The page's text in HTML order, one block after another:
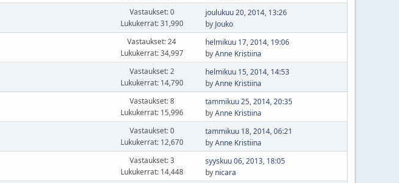
Vastaukset: 0
Lukukerrat: 31,990
joulukuu 20, 2014, 13:26
by Jouko
Vastaukset: 24
Lukukerrat: 34,997
helmikuu 17, 2014, 19:06
byAnne Kristiina
Vastaukset: 2
Lukukerrat: 14,790
helmikuu 15, 2014, 14:53
byAnne Kristiina
Vastaukset: 8
Lukukerrat: 15,996
tammikuu 25, 2014, 20:35
byAnne Kristiina
Vastaukset: 0
Lukukerrat: 12,670
tammikuu 18, 2014, 06:21
byAnne Kristiina
Vastaukset: 3
Lukukerrat: 14,448
syyskuu 06, 2013, 18:05
by nicara